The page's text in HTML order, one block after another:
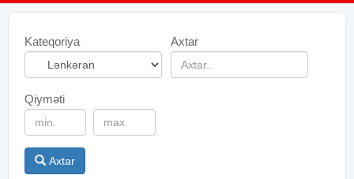
Kateqoriya Axtar
Qiyməti
Axtar